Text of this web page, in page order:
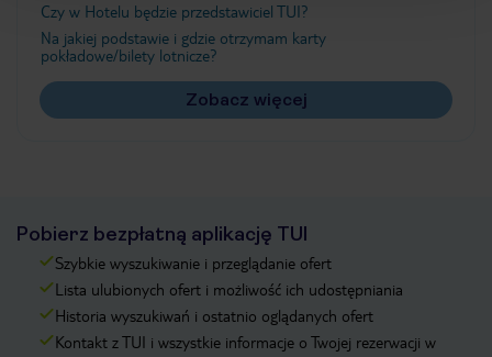
Czy w Hotelu będzie przedstawiciel TUI?
Na jakiej podstawie i gdzie otrzymam karty
pokładowe/bilety lotnicze?
Zobacz więcej
Pobierz bezpłatną aplikację TUI
Szybkie wyszukiwanie i przeglądanie ofert
Lista ulubionych ofert i możliwość ich udostępniania
Historia wyszukiwań i ostatnio oglądanych ofert
Kontakt z TUI i wszystkie informacje o Twojej rezerwacji w